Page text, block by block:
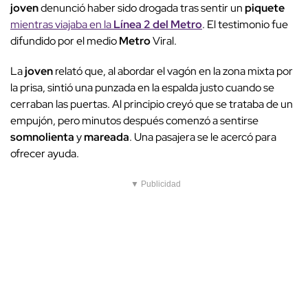
jovendenunció haber sido drogada tras sentir unpiquete
mientras viajaba en laLínea 2 del Metro. El testimonio fue
difundido por el medioMetroViral.
Lajovenrelató que, al abordar el vagón en la zona mixta por
la prisa, sintió una punzada en la espalda justo cuando se
cerraban las puertas. Al principio creyó que se trataba de un
empujón, pero minutos después comenzó a sentirse
somnolientaymareada. Una pasajera se le acercó para
ofrecer ayuda.
▼ Publicidad